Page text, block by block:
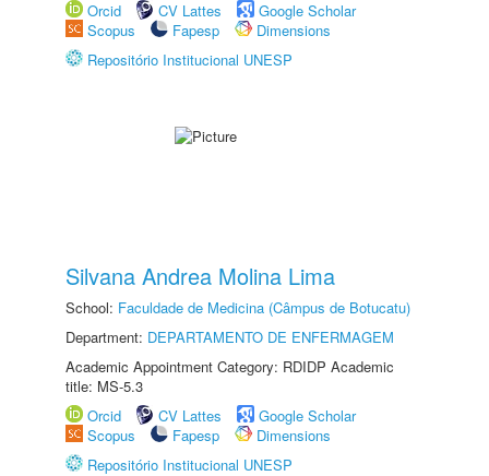
Orcid
CV Lattes
Google Scholar
Scopus
Fapesp
Dimensions
Repositório Institucional UNESP
Silvana Andrea Molina Lima
School: Faculdade de Medicina (Câmpus de Botucatu)
Department: DEPARTAMENTO DE ENFERMAGEM
Academic Appointment Category: RDIDP Academic
title: MS-5.3
Orcid
CV Lattes
Google Scholar
Scopus
Fapesp
Dimensions
Repositório Institucional UNESP